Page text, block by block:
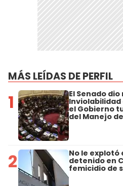
MÁS LEÍDAS DE PERFIL
1 El Senado
Inviolabilidad
el Gobierno
del Manejo
2 No le explotó
detenido en
femicidio de